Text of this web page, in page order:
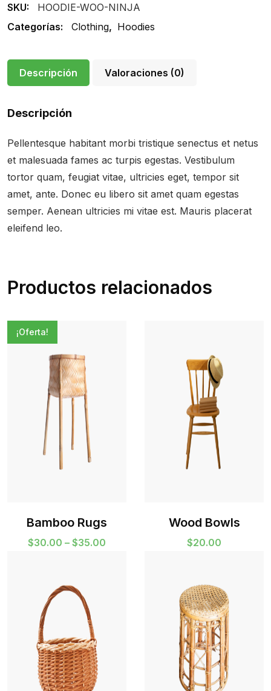
SKU:
HOODIE-WOO-NINJA
Categorías:
Clothing, Hoodies
Descripción Valoraciones (0)
Descripción
Pellentesque habitant morbi tristique senectus et netus
et malesuada fames ac turpis egestas. Vestibulum
tortor quam, feugiat vitae, ultricies eget, tempor sit
amet, ante. Donec eu libero sit amet quam egestas
semper. Aenean ultricies mi vitae est. Mauris placerat
eleifend leo.
Productos relacionados
¡Oferta!
Bamboo Rugs
$30.00 – $35.00
Wood Bowls
$20.00